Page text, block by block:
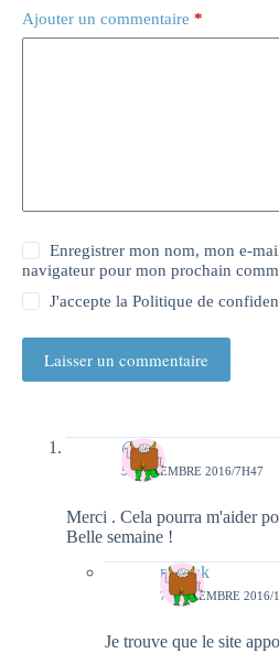
Ajouter un commentaire *
Enregistrer mon nom, mon e-
navigateur pour mon prochain
J'accepte laPolitique de
Laisser un commentaire
@
5 SEPTEMBRE 2016/7H47
Merci . Cela pourra m'aider
Belle semaine !
natieak
7 SEPTEMBRE 2016/
Je trouve que le site